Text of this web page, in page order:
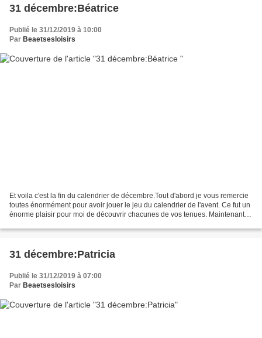
31 décembre:Béatrice
Publié le 31/12/2019 à 10:00
Par Beaetsesloisirs
Et voila c'est la fin du calendrier de décembre.Tout d'abord je vous remercie
toutes énormément pour avoir jouer le jeu du calendrier de l'avent. Ce fut un
énorme plaisir pour moi de découvrir chacunes de vos tenues. Maintenant je
31 décembre:Patricia
Publié le 31/12/2019 à 07:00
Par Beaetsesloisirs